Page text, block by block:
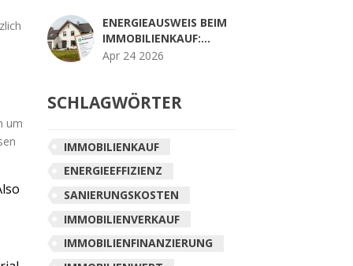
um
FENSTER IM
UNTERGESCHOSS FÜR
DAUERHAFTEN
HOCHWASSERSCHUTZ
ENERGIEAUSWEIS BEIM
IMMOBILIENKAUF:
KOSTEN, GÜLTIGKEIT
Apr 24 2026
SCHLAGWÖRTER
IMMOBILIENKAUF
ENERGIEEFFIZIENZ
SANIERUNGSKOSTEN
IMMOBILIENVERKAUF
IMMOBILIENFINANZIERUNG